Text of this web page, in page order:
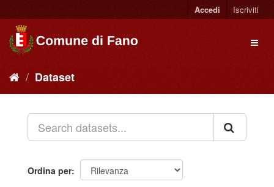
Accedi Iscriviti
Dataset
Ordina per